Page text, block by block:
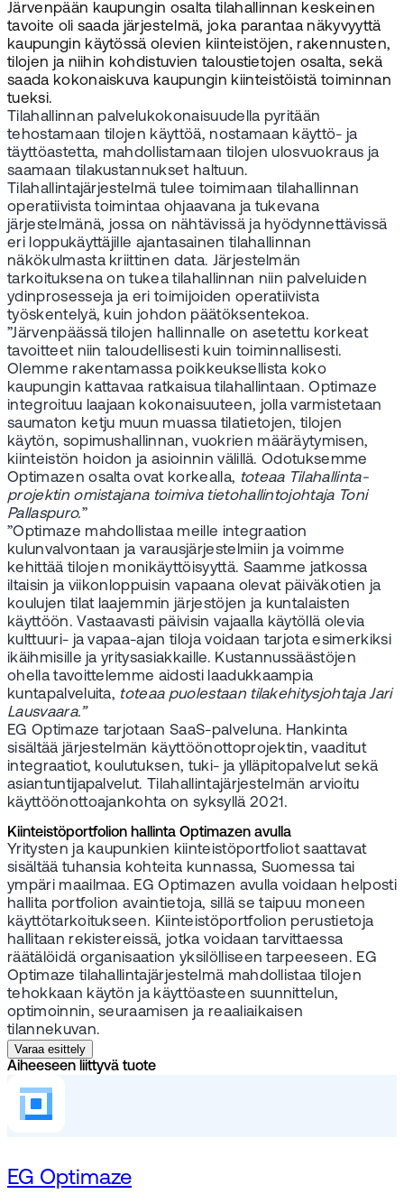
Järvenpään kaupungin osalta tilahallinnan keskeinen
tavoite oli saada järjestelmä, joka parantaa näkyvyyttä
kaupungin käytössä olevien kiinteistöjen, rakennusten,
tilojen ja niihin kohdistuvien taloustietojen osalta, sekä
saada kokonaiskuva kaupungin kiinteistöistä toiminnan
tueksi.
Tilahallinnan palvelukokonaisuudella pyritään
tehostamaan tilojen käyttöä, nostamaan käyttö- ja
täyttöastetta, mahdollistamaan tilojen ulosvuokraus ja
saamaan tilakustannukset haltuun.
Tilahallintajärjestelmä tulee toimimaan tilahallinnan
operatiivista toimintaa ohjaavana ja tukevana
järjestelmänä, jossa on nähtävissä ja hyödynnettävissä
eri loppukäyttäjille ajantasainen tilahallinnan
näkökulmasta kriittinen data. Järjestelmän
tarkoituksena on tukea tilahallinnan niin palveluiden
ydinprosesseja ja eri toimijoiden operatiivista
työskentelyä, kuin johdon päätöksentekoa.
”Järvenpäässä tilojen hallinnalle on asetettu korkeat
tavoitteet niin taloudellisesti kuin toiminnallisesti.
Olemme rakentamassa poikkeuksellista koko
kaupungin kattavaa ratkaisua tilahallintaan. Optimaze
integroituu laajaan kokonaisuuteen, jolla varmistetaan
saumaton ketju muun muassa tilatietojen, tilojen
käytön, sopimushallinnan, vuokrien määräytymisen,
kiinteistön hoidon ja asioinnin välillä. Odotuksemme
Optimazen osalta ovat korkealla, toteaa Tilahallinta-
projektin omistajana toimiva tietohallintojohtaja Toni
Pallaspuro.”
”Optimaze mahdollistaa meille integraation
kulunvalvontaan ja varausjärjestelmiin ja voimme
kehittää tilojen monikäyttöisyyttä. Saamme jatkossa
iltaisin ja viikonloppuisin vapaana olevat päiväkotien ja
koulujen tilat laajemmin järjestöjen ja kuntalaisten
käyttöön. Vastaavasti päivisin vajaalla käytöllä olevia
kulttuuri- ja vapaa-ajan tiloja voidaan tarjota esimerkiksi
ikäihmisille ja yritysasiakkaille. Kustannussäästöjen
ohella tavoittelemme aidosti laadukkaampia
kuntapalveluita, toteaa puolestaan tilakehitysjohtaja Jari
Lausvaara.”
EG Optimaze tarjotaan SaaS-palveluna. Hankinta
sisältää järjestelmän käyttöönottoprojektin, vaaditut
integraatiot, koulutuksen, tuki- ja ylläpitopalvelut sekä
asiantuntijapalvelut. Tilahallintajärjestelmän arvioitu
käyttöönottoajankohta on syksyllä 2021.
Kiinteistöportfolion hallinta Optimazen avulla
Yritysten ja kaupunkien kiinteistöportfoliot saattavat
sisältää tuhansia kohteita kunnassa, Suomessa tai
ympäri maailmaa. EG Optimazen avulla voidaan helposti
hallita portfolion avaintietoja, sillä se taipuu moneen
käyttötarkoitukseen. Kiinteistöportfolion perustietoja
hallitaan rekistereissä, jotka voidaan tarvittaessa
räätälöidä organisaation yksilölliseen tarpeeseen. EG
Optimaze tilahallintajärjestelmä mahdollistaa tilojen
tehokkaan käytön ja käyttöasteen suunnittelun,
optimoinnin, seuraamisen ja reaaliaikaisen
tilannekuvan.
Varaa esittely
Aiheeseen liittyvä tuote
EG Optimaze